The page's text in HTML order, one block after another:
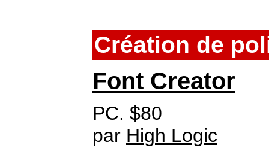
Création de
Font Creator
PC. $80
par High Logic